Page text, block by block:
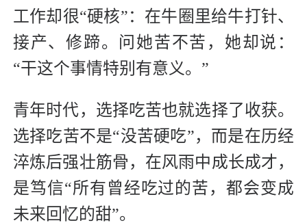
工作却很“硬核”：在牛圈里给牛打针、
接产、修蹄。问她苦不苦，她却说：
“干这个事情特别有意义。”
青年时代，选择吃苦也就选择了收获。
选择吃苦不是“没苦硬吃”，而是在历经
淬炼后强壮筋骨，在风雨中成长成才，
是笃信“所有曾经吃过的苦，都会变成
未来回忆的甜”。